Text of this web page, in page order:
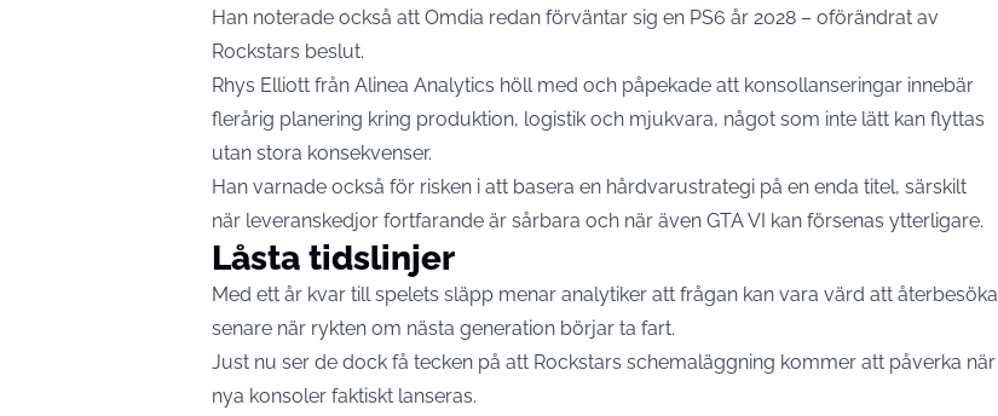
Han noterade också att Omdia redan förväntar sig en PS6 år 2028 – oförändrat av
Rockstars beslut.
Rhys Elliott från Alinea Analytics höll med och påpekade att konsollanseringar innebär
flerårig planering kring produktion, logistik och mjukvara, något som inte lätt kan flyttas
utan stora konsekvenser.
Han varnade också för risken i att basera en hårdvarustrategi på en enda titel, särskilt
när leveranskedjor fortfarande är sårbara och när även GTA VI kan försenas ytterligare.
Låsta tidslinjer
Med ett år kvar till spelets släpp menar analytiker att frågan kan vara värd att återbesöka
senare när rykten om nästa generation börjar ta fart.
Just nu ser de dock få tecken på att Rockstars schemaläggning kommer att påverka när
nya konsoler faktiskt lanseras.